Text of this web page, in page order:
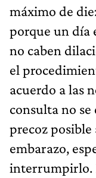
máximo de
porque un día
no caben
el
acuerdo a las
consulta no se
precoz posible
embarazo,
interrumpirlo.